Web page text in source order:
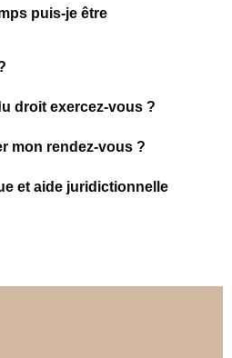
puis-je être
droit exercez-vous ?
mon rendez-vous ?
et aide juridictionnelle